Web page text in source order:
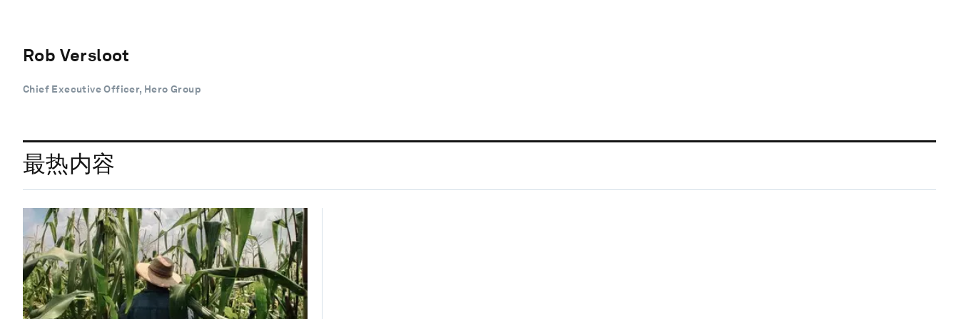
Rob Versloot
Chief Executive Officer, Hero Group
最热内容